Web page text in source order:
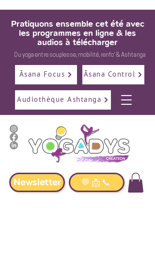
Pratiquons ensemble cet été avec
les programmes en ligne & les
audios à télécharger
Du yoga entre souplesse, mobilité, renfo' &Ashtanga
Āsana Focus Āsana Control
Audiothèque Ashtanga
Newsletter 💬📩📞